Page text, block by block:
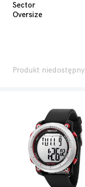
Sector
Oversize
Produkt niedostępny